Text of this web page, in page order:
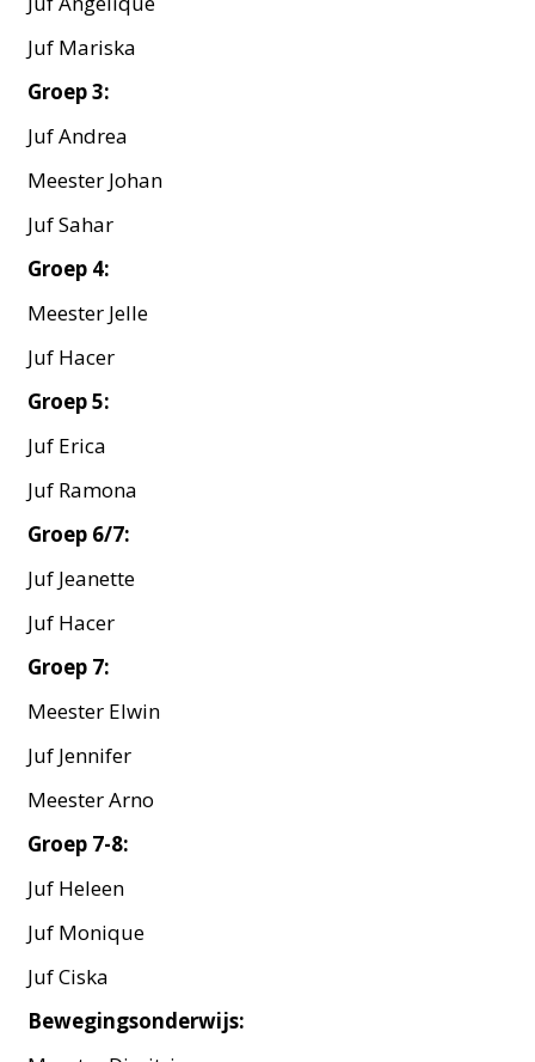
Juf Mariska
Groep 3:
Juf Andrea
Meester Johan
Juf Sahar
Groep 4:
Meester Jelle
Juf Hacer
Groep 5:
Juf Erica
Juf Ramona
Groep 6/7:
Juf Jeanette
Juf Hacer
Groep 7:
Meester Elwin
Juf Jennifer
Meester Arno
Groep 7-8:
Juf Heleen
Juf Monique
Juf Ciska
Bewegingsonderwijs: